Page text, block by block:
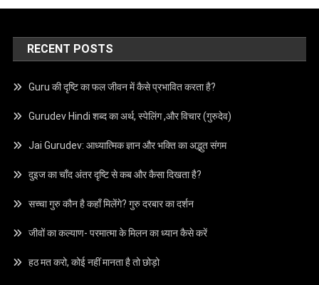
RECENT POSTS
Guru की दृष्टि का फल जीवन में कैसे प्रभावित करता है?
Gurudev Hindi शब्द का अर्थ, स्पेलिंग ,और विचार (गुरुदेव)
Jai Gurudev: आध्यात्मिक ज्ञान और भक्ति का अद्भुत संगम
दुइज का चाँद अंतर दृष्टि से कब और कैसा दिखता है?
सच्चा गुरु कौन है कहाँ मिलेंगे? गुरु दरबार का दर्शन
जीवों का कल्याण- परमात्मा के मिलन का ध्यान कैसे करें
हठ मत करो, कोई नहीं मानता है तो छोड़ो